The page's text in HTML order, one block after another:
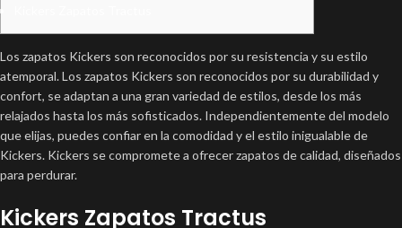
Los zapatos Kickers son reconocidos por su resistencia y su estilo
atemporal. Los zapatos Kickers son reconocidos por su durabilidad y
confort, se adaptan a una gran variedad de estilos, desde los más
relajados hasta los más sofisticados. Independientemente del modelo
que elijas, puedes confiar en la comodidad y el estilo inigualable de
Kickers. Kickers se compromete a ofrecer zapatos de calidad, diseñados
para perdurar.
Kickers Zapatos Tractus